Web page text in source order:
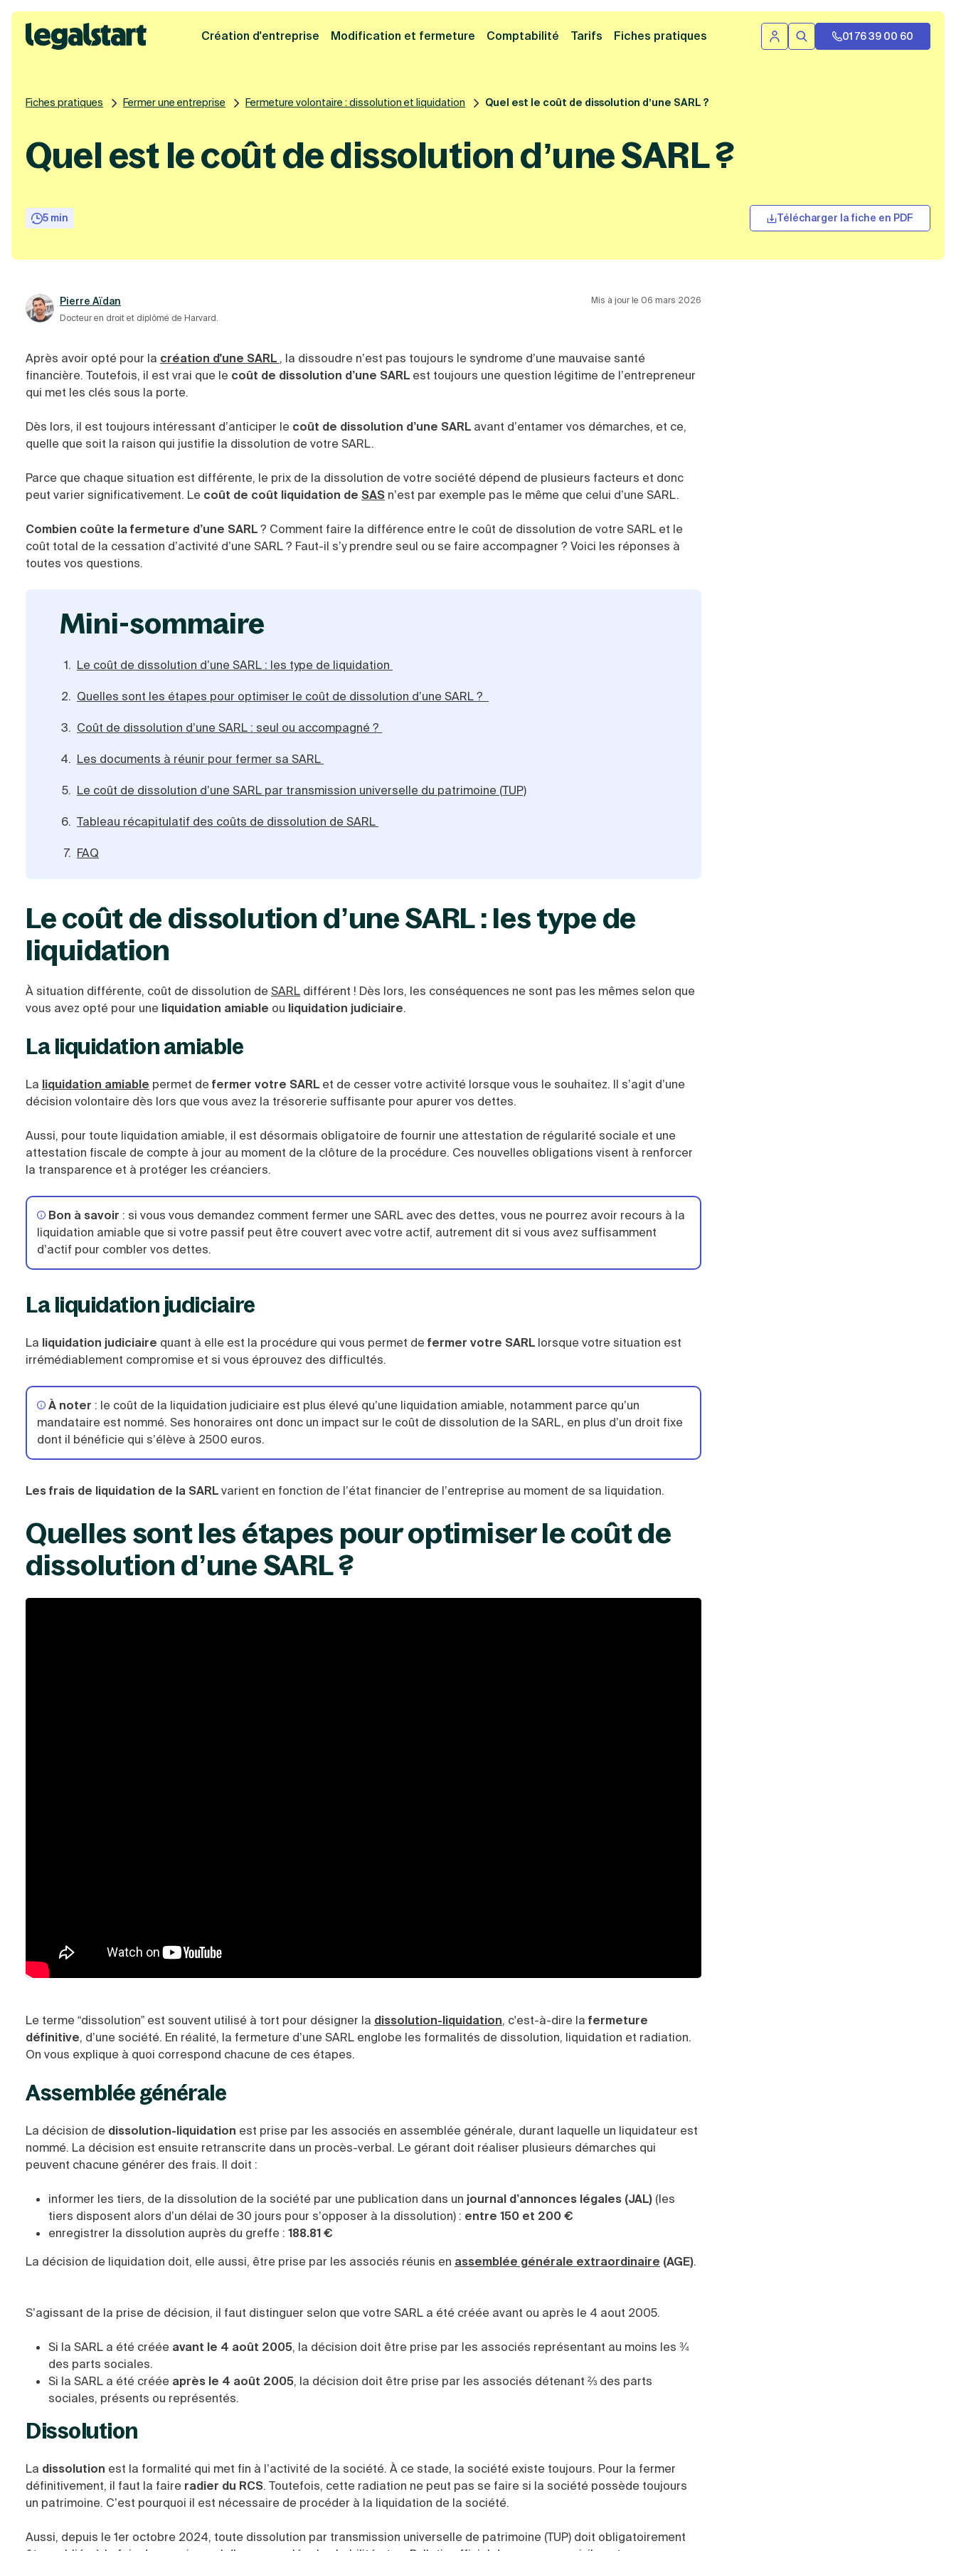
Cliquez ici pour reprendre votre démarche Fermer la bannière
Legalstart
Création d'entreprise Modification et fermeture Comptabilité Tarifs Fiches pratiques Se connecter
Rechercher01 76 39 00 60
Fiches pratiques Fermer une entreprise Fermeture volontaire : dissolution et liquidation Quel est le coût de dissolution d’une SARL ?
Quel est le coût de dissolution d’une SARL ?
5 min Télécharger la fiche en PDF
Pierre Aïdan
Docteur en droit et diplômé de Harvard.
Mis à jour le 06 mars 2026
Après avoir opté pour la création d'une SARL , la dissoudre n’est pas toujours le syndrome d’une mauvaise santé
financière. Toutefois, il est vrai que le coût de dissolution d’une SARL est toujours une question légitime de l’entrepreneur
qui met les clés sous la porte.
Dès lors, il est toujours intéressant d’anticiper le coût de dissolution d’une SARL avant d’entamer vos démarches, et ce,
quelle que soit la raison qui justifie la dissolution de votre SARL.
Parce que chaque situation est différente, le prix de la dissolution de votre société dépend de plusieurs facteurs et donc
peut varier significativement. Le coût de coût liquidation de SAS n’est par exemple pas le même que celui d’une SARL.
Combien coûte la fermeture d’une SARL? Comment faire la différence entre le coût de dissolution de votre SARL et le
coût total de la cessation d’activité d’une SARL ? Faut-il s’y prendre seul ou se faire accompagner ? Voici les réponses à
toutes vos questions.
mini-sommaire
Le coût de dissolution d’une SARL : les type de liquidation
Quelles sont les étapes pour optimiser le coût de dissolution d’une SARL ?
Coût de dissolution d’une SARL : seul ou accompagné ?
Les documents à réunir pour fermer sa SARL
Le coût de dissolution d’une SARL par transmission universelle du patrimoine (TUP)
Tableau récapitulatif des coûts de dissolution de SARL
FAQ
Le coût de dissolution d’une SARL : les type de
liquidation
À situation différente, coût de dissolution deSARL différent ! Dès lors, les conséquences ne sont pas les mêmes selon que
vous avez opté pour une liquidation amiable ou liquidation judiciaire.
La liquidation amiable
La liquidation amiable permet defermer votre SARL et de cesser votre activité lorsque vous le souhaitez. Il s’agit d’une
décision volontaire dès lors que vous avez la trésorerie suffisante pour apurer vos dettes.
Aussi, pour toute liquidation amiable, il est désormais obligatoire de fournir une attestation de régularité sociale et une
attestation fiscale de compte à jour au moment de la clôture de la procédure. Ces nouvelles obligations visent à renforcer
la transparence et à protéger les créanciers.
Bon à savoir : si vous vous demandez comment fermer une SARL avec des dettes, vous ne pourrez avoir recours à la
liquidation amiable que si votre passif peut être couvert avec votre actif, autrement dit si vous avez suffisamment
d’actif pour combler vos dettes.
La liquidation judiciaire
La liquidation judiciaire quant à elle est la procédure qui vous permet defermer votre SARL lorsque votre situation est
irrémédiablement compromise et si vous éprouvez des difficultés.
À noter : le coût de la liquidation judiciaire est plus élevé qu’une liquidation amiable, notamment parce qu’un
mandataire est nommé. Ses honoraires ont donc un impact sur le coût de dissolution de la SARL, en plus d’un droit fixe
dont il bénéficie qui s’élève à 2500 euros.
Les frais de liquidation de la SARLvarient en fonction de l’état financier de l’entreprise au moment de sa liquidation.
Quelles sont les étapes pour optimiser le coût de
dissolution d’une SARL ?
Le terme “dissolution” est souvent utilisé à tort pour désigner la dissolution-liquidation, c'est-à-dire la fermeture
définitive, d’une société. En réalité, la fermeture d’une SARL englobe les formalités de dissolution, liquidation et radiation.
On vous explique à quoi correspond chacune de ces étapes.
Assemblée générale
La décision de dissolution-liquidation est prise par les associés en assemblée générale, durant laquelle un liquidateur est
nommé. La décision est ensuite retranscrite dans un procès-verbal. Le gérant doit réaliser plusieurs démarches qui
peuvent chacune générer des frais. Il doit :
informer les tiers, de la dissolution de la société par une publication dans un journal d’annonces légales (JAL) (les
tiers disposent alors d’un délai de 30 jours pour s’opposer à la dissolution) : entre 150 et 200 €
enregistrer la dissolution auprès du greffe : 188.81 €
La décision de liquidation doit, elle aussi, être prise par les associés réunis en assemblée générale extraordinaire (AGE).
S’agissant de la prise de décision, il faut distinguer selon que votre SARL a été créée avant ou après le 4 aout 2005.
Si la SARL a été créée avant le 4 août 2005, la décision doit être prise par les associés représentant au moins les ¾
des parts sociales.
Si la SARL a été créée après le 4 août 2005, la décision doit être prise par les associés détenant ⅔ des parts
sociales, présents ou représentés.
Dissolution
La dissolution est la formalité qui met fin à l’activité de la société. À ce stade, la société existe toujours. Pour la fermer
définitivement, il faut la faire radier du RCS. Toutefois, cette radiation ne peut pas se faire si la société possède toujours
un patrimoine. C’est pourquoi il est nécessaire de procéder à la liquidation de la société.
Aussi, depuis le 1er octobre 2024, toute dissolution par transmission universelle de patrimoine (TUP) doit obligatoirement